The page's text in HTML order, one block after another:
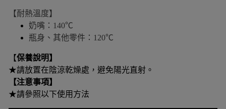
【耐熱溫度】
奶嘴：140℃
瓶身、其他零件：120℃
【保養說明】
★請放置在陰涼乾燥處，避免陽光直射。
【注意事項】
★請參照以下使用方法